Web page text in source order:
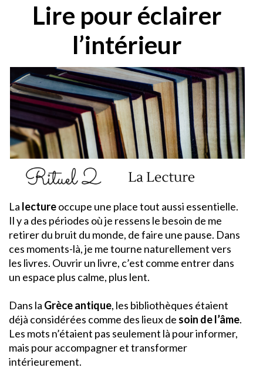
Lire pour éclairer
l’intérieur
La lectureoccupe une place tout aussi essentielle.
Il y a des périodes où je ressens le besoin de me
retirer du bruit du monde, de faire une pause. Dans
ces moments-là, je me tourne naturellement vers
les livres. Ouvrir un livre, c’est comme entrer dans
un espace plus calme, plus lent.
Dans la Grèce antique, les bibliothèques étaient
déjà considérées comme des lieux de soin de l’âme.
Les mots n’étaient pas seulement là pour informer,
mais pour accompagner et transformer
intérieurement.